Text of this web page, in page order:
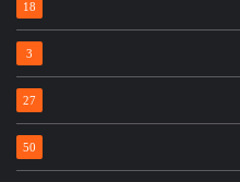
18
3
27
50